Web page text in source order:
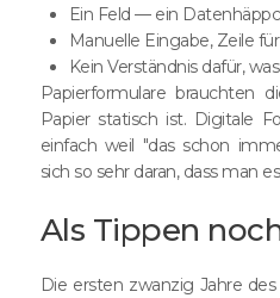
Ein Feld — ein
Manuelle Eingabe, Zeile
Kein Verständnis dafür,
Papierformulare brauchten
Papier statisch ist. Digitale
einfach weil "das schon
sich so sehr daran, dass man
Als Tippen
Die ersten zwanzig Jahre